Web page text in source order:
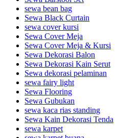
sewa bean bag
Sewa Black Curtain
sewa cover kursi
Sewa Cover Meja
Sewa Cover Meja & Kursi
Sewa Dekorasi Balon
Sewa Dekorasi Kain Serut
Sewa dekorasi pelaminan
sewa fairy light
Sewa Flooring
Sewa Gubukan
sewa kaca rias standing
Sewa Kain Dekorasi Tenda
sewa karpet